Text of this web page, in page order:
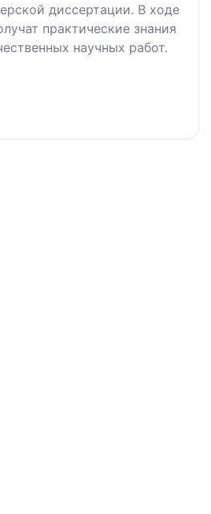
диссертации. В ходе
практические знания
научных работ.